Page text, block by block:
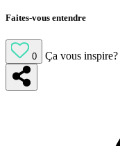
Faites-vous entendre
0 Ça vous inspire?